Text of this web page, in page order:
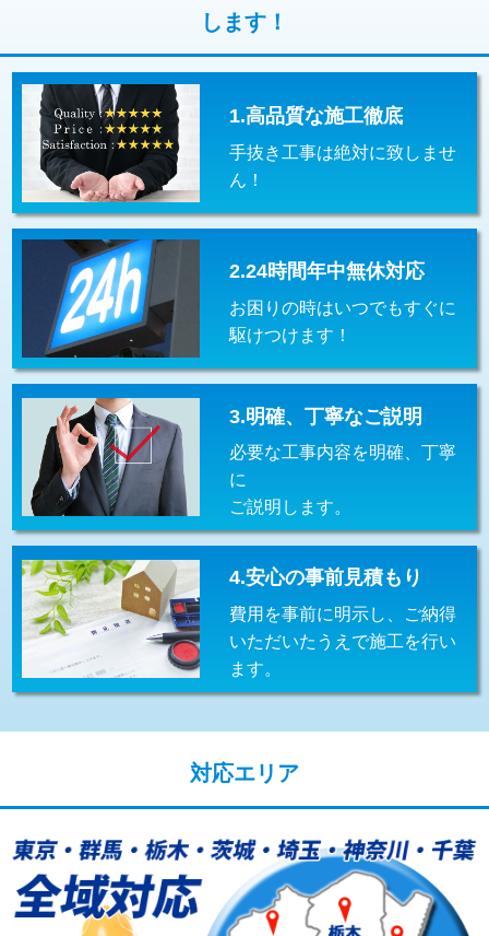
止水・漏水調査・防水処理・清掃・修
その他部品の脱着
交換・取付（タンク） 22,000円+材料費
交換・取付(単水栓（壁付・デッキ
式）)
交換・取付(混合水栓（壁付・デッキ
式・ワンホール）)
交換・取付(排水栓・排水トラップ
（P/S/ポップアップ））
22,000円+材料費
交換・取付（その他部品） 11,000円+材料費
持込商品取付（単水栓） 13,200円
持込商品取付（混合水栓） 16,500円
持込商品取付（浄水器・分岐水栓） 16,500円
給水管工事※（バンド止め)
給水管工事※（支持金具設置) 5,500円
給水管工事※（保温材使用（バンド止
5,500円
用/3ｍまで)
給水管工事※（塩ビ管（VP・HI）使
用（追加）/3ｍ超え)
+8,800円
します！
1.高品質な施工徹底
手抜き工事は絶対に致しませ
ん！
2.24時間年中無休対応
お困りの時はいつでもすぐに
駆けつけます！
3.明確、丁寧なご説明
必要な工事内容を明確、丁寧
に
ご説明します。
4.安心の事前見積もり
費用を事前に明示し、ご納得
いただいたうえで施工を行い
ます。
対応エリア